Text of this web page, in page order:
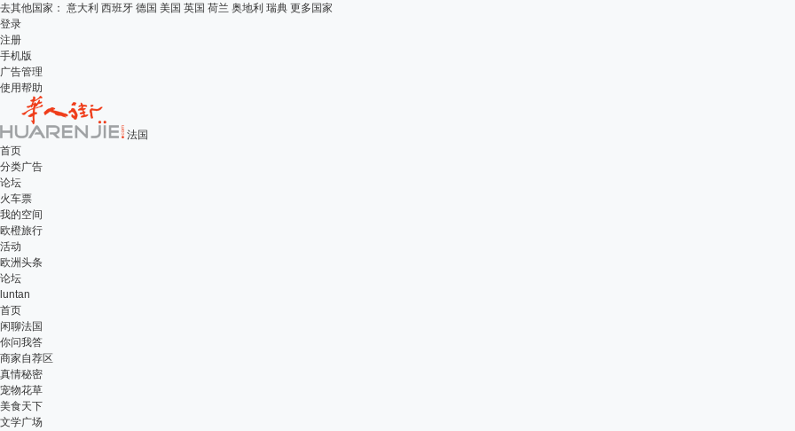
去其他国家： 意大利 西班牙 德国 美国 英国 荷兰 奥地利 瑞典 更多国家
登录
注册
手机版
广告管理
使用帮助
法国
首页
分类广告
论坛
火车票
我的空间
欧橙旅行
活动
欧洲头条
论坛
luntan
首页
闲聊法国
你问我答
商家自荐区
真情秘密
宠物花草
美食天下
文学广场